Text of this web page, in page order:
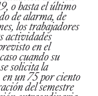
o hasta el último
de alarma, de
los trabajadores
actividades
en el
cuando su
solicita la
en un 75 por ciento
del semestre